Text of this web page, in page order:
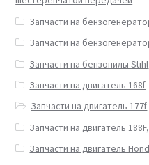
Запчасти на
Запчасти на
Запчасти на бензопилы Stihl
Запчасти на двигатель 168f
Запчасти на двигатель 177f
Запчасти на двигатель
Запчасти на двигатель